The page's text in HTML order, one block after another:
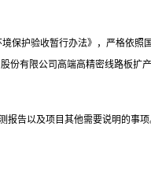
保护验收暂行办法》，严格依照
有限公司高端高精密线路板扩
告以及项目其他需要说明的事项